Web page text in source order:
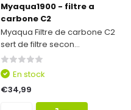
Myaqua1900 - filtre a
carbone C2
Myaqua Filtre de carbone C2
sert de filtre secon...
En stock
€34,99